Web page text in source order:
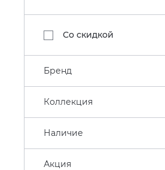
Со скидкой
Бренд
Коллекция
Наличие
Акция